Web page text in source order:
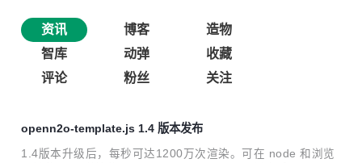
资讯 博客
造物
智库
动弹
收藏
评论
粉丝 关注
openn2o-template.js 1.4 版本发布
1.4版本升级后，每秒可达1200万次渲染。可在 node 和浏览